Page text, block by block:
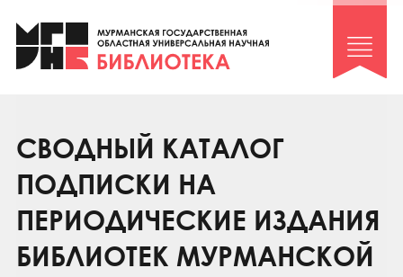
Клуб «Гиря и сельдерей»
Клуб «Семейный архив»
Коллегам
Контакты
СВОДНЫЙ КАТАЛОГ
ПОДПИСКИ НА
ПЕРИОДИЧЕСКИЕ ИЗДАНИЯ
БИБЛИОТЕК МУРМАНСКОЙ